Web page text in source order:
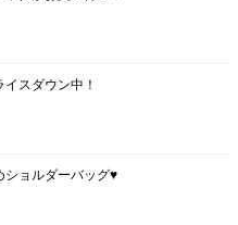
スダウン中！
ショルダーバッグ♥